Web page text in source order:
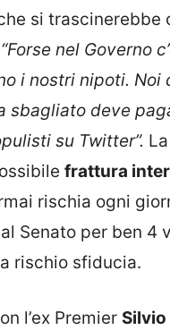
si
“Forse nel Governo
i nostri nipoti. Noi
sbagliato deve
su Twitter”.
frattura
rischia ogni
Senato per ben
a rischio sfiducia.
l’ex Premier